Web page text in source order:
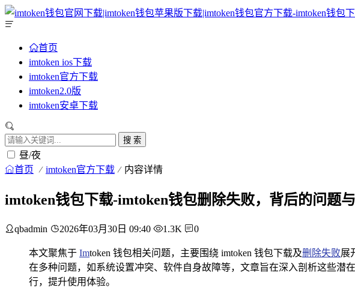
首页
imtoken ios下载
imtoken官方下载
imtoken2.0版
imtoken安卓下载
搜 索
昼/夜
首页 imtoken官方下载 内容详情
imtoken钱包下载-imtoken钱包删除失败，背后的问题
qbadmin 2026年03月30日 09:40 1.3K 0
本文聚焦于 Imtoken 钱包相关问题，主要围绕 imtoken 钱包下载及删除失败展
在多种问题，如系统设置冲突、软件自身故障等，文章旨在深入剖析这些
行，提升使用体验。